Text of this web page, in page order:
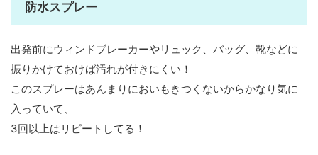
防水スプレー
出発前にウィンドブレーカーやリュック、バッグ、靴などに
振りかけておけば汚れが付きにくい！
このスプレーはあんまりにおいもきつくないからかなり気に
入っていて、
3回以上はリピートしてる！